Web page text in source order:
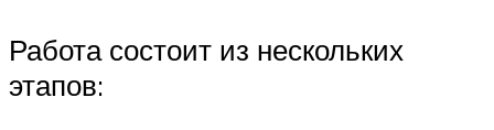
Работа состоит из нескольких
этапов: